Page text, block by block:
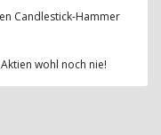
Candlestick-Hammer
wohl noch nie!